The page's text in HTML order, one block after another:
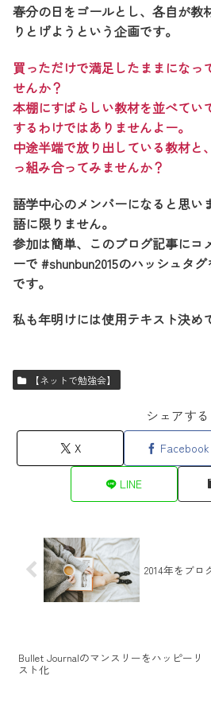
春分の日をゴールとし、各自が教
りとげようという企画です。
買っただけで満足したままになっ
せんか？
本棚にすばらしい教材を並べてい
するわけではありませんよー。
中途半端で放り出している教材と
っ組み合ってみませんか？
語学中心のメンバーになると思い
語に限りません。
参加は簡単、このブログ記事にコ
ーで #shunbun2015のハッシュタ
です。
私も年明けには使用テキスト決め
【ネットで勉強会】
シェアする
X Facebook
LINE
2014年をブロ
Bullet Journalのマンスリーをハッピーリ
スト化